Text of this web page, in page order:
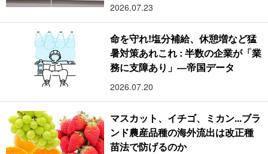
2026.07.23
命を守れ!塩分補給、休憩増など猛
暑対策あれこれ : 半数の企業が「業
務に支障あり」―帝国データ
2026.07.20
マスカット、イチゴ、ミカン...ブラ
ンド農産品種の海外流出は改正種
苗法で防げるのか